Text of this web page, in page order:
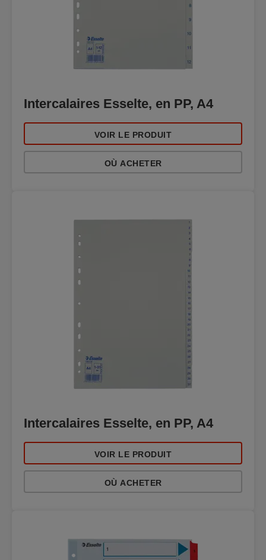
Intercalaires Esselte, en PP, A4
VOIR LE PRODUIT
OÙ ACHETER
Intercalaires Esselte, en PP, A4
VOIR LE PRODUIT
OÙ ACHETER